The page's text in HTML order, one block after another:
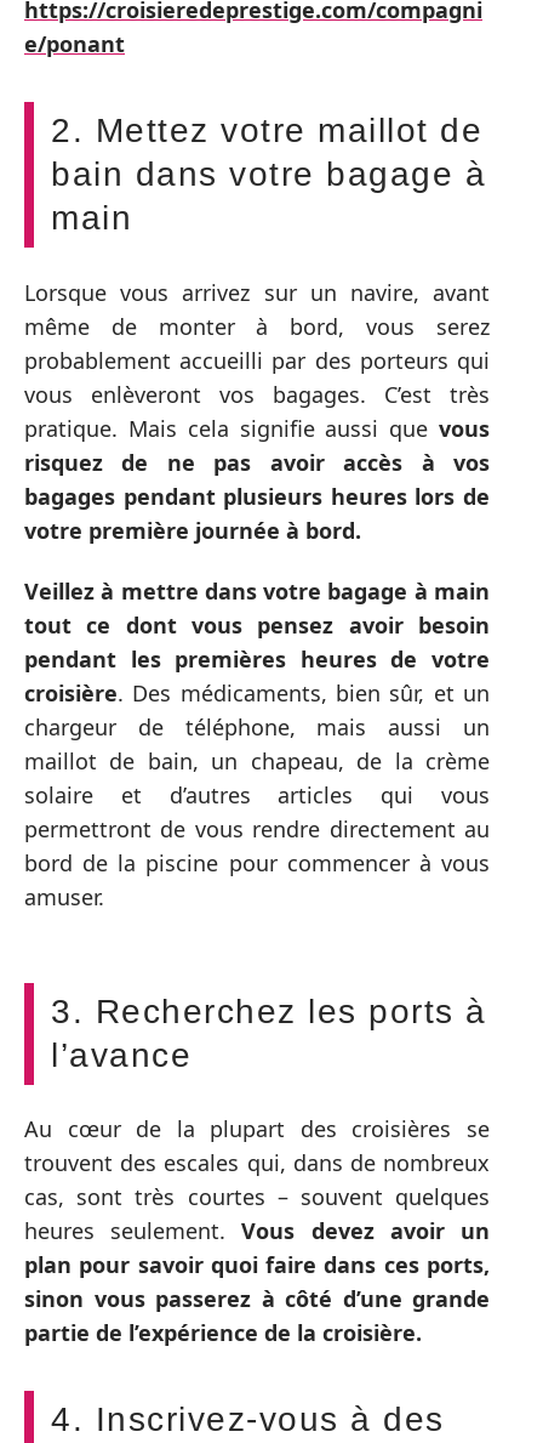
https://croisieredeprestige.com/compagni
e/ponant
2. Mettez votre maillot de
bain dans votre bagage à
main
Lorsque vous arrivez sur un navire, avant
même de monter à bord, vous serez
probablement accueilli par des porteurs qui
vous enlèveront vos bagages. C’est très
pratique. Mais cela signifie aussi que vous
risquez de ne pas avoir accès à vos
bagages pendant plusieurs heures lors de
votre première journée à bord.
Veillez à mettre dans votre bagage à main
tout ce dont vous pensez avoir besoin
pendant les premières heures de votre
croisière. Des médicaments, bien sûr, et un
chargeur de téléphone, mais aussi un
maillot de bain, un chapeau, de la crème
solaire et d’autres articles qui vous
permettront de vous rendre directement au
bord de la piscine pour commencer à vous
amuser.
3. Recherchez les ports à
l’avance
Au cœur de la plupart des croisières se
trouvent des escales qui, dans de nombreux
cas, sont très courtes – souvent quelques
heures seulement.Vous devez avoir un
plan pour savoir quoi faire dans ces ports,
sinon vous passerez à côté d’une grande
partie de l’expérience de la croisière.
4. Inscrivez-vous à des